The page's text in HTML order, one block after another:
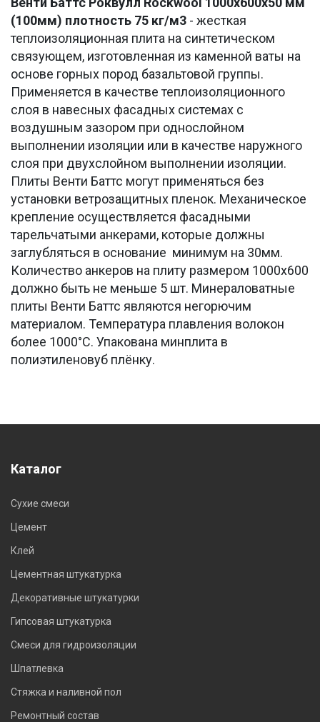
(100мм) плотность 75 кг/м3 - жесткая
теплоизоляционная плита на синтетическом
связующем, изготовленная из каменной ваты на
основе горных пород базальтовой группы.
Применяется в качестве теплоизоляционного
слоя в навесных фасадных системах с
воздушным зазором при однослойном
выполнении изоляции или в качестве наружного
слоя при двухслойном выполнении изоляции.
Плиты Венти Баттс могут применяться без
установки ветрозащитных пленок. Механическое
крепление осуществляется фасадными
тарельчатыми анкерами, которые должны
заглубляться в основание минимум на 30мм.
Количество анкеров на плиту размером 1000х600
должно быть не меньше 5 шт. Минераловатные
плиты Венти Баттс являются негорючим
материалом. Температура плавления волокон
более 1000°С. Упакована минплита в
полиэтиленовуб плёнку.
Каталог
Сухие смеси
Цемент
Клей
Цементная штукатурка
Декоративные штукатурки
Гипсовая штукатурка
Смеси для гидроизоляции
Шпатлевка
Стяжка и наливной пол
Ремонтный состав